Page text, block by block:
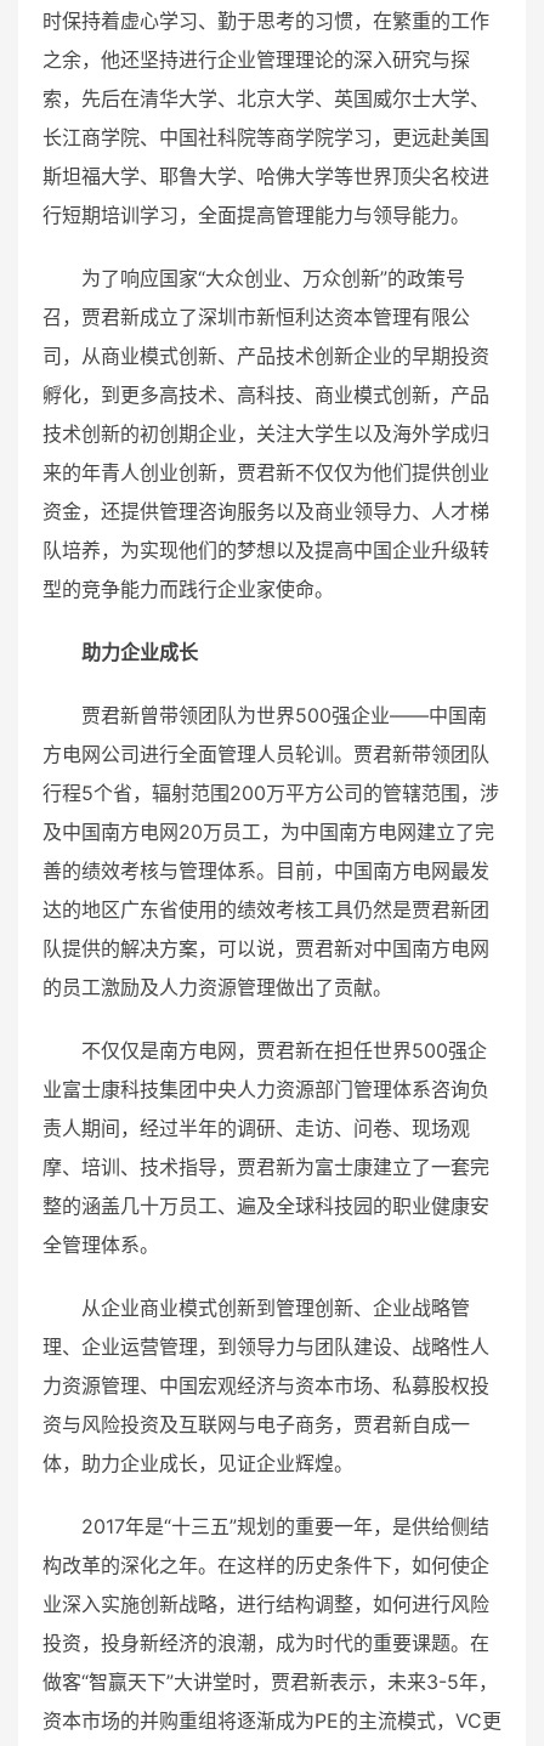
时保持着虚心学习、勤于思考的习惯，在繁重的工作
之余，他还坚持进行企业管理理论的深入研究与探
索，先后在清华大学、北京大学、英国威尔士大学、
长江商学院、中国社科院等商学院学习，更远赴美国
斯坦福大学、耶鲁大学、哈佛大学等世界顶尖名校进
行短期培训学习，全面提高管理能力与领导能力。
为了响应国家“大众创业、万众创新”的政策号
召，贾君新成立了深圳市新恒利达资本管理有限公
司，从商业模式创新、产品技术创新企业的早期投资
孵化，到更多高技术、高科技、商业模式创新，产品
技术创新的初创期企业，关注大学生以及海外学成归
来的年青人创业创新，贾君新不仅仅为他们提供创业
资金，还提供管理咨询服务以及商业领导力、人才梯
队培养，为实现他们的梦想以及提高中国企业升级转
型的竞争能力而践行企业家使命。
助力企业成长
贾君新曾带领团队为世界500强企业——中国南
方电网公司进行全面管理人员轮训。贾君新带领团队
行程5个省，辐射范围200万平方公司的管辖范围，涉
及中国南方电网20万员工，为中国南方电网建立了完
善的绩效考核与管理体系。目前，中国南方电网最发
达的地区广东省使用的绩效考核工具仍然是贾君新团
队提供的解决方案，可以说，贾君新对中国南方电网
的员工激励及人力资源管理做出了贡献。
不仅仅是南方电网，贾君新在担任世界500强企
业富士康科技集团中央人力资源部门管理体系咨询负
责人期间，经过半年的调研、走访、问卷、现场观
摩、培训、技术指导，贾君新为富士康建立了一套完
整的涵盖几十万员工、遍及全球科技园的职业健康安
全管理体系。
从企业商业模式创新到管理创新、企业战略管
理、企业运营管理，到领导力与团队建设、战略性人
力资源管理、中国宏观经济与资本市场、私募股权投
资与风险投资及互联网与电子商务，贾君新自成一
体，助力企业成长，见证企业辉煌。
2017年是“十三五”规划的重要一年，是供给侧结
构改革的深化之年。在这样的历史条件下，如何使企
业深入实施创新战略，进行结构调整，如何进行风险
投资，投身新经济的浪潮，成为时代的重要课题。在
做客“智赢天下”大讲堂时，贾君新表示，未来3-5年，
资本市场的并购重组将逐渐成为PE的主流模式，VC更